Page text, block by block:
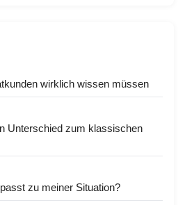
wirklich wissen müssen
Unterschied zum klassischen
zu meiner Situation?